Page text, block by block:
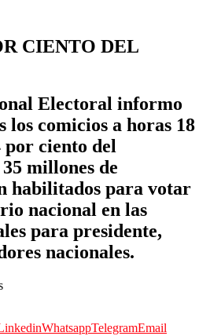
CIENTO DEL
Electoral informo
los comicios a horas 18
por ciento del
millones de
habilitados para votar
nacional en las
para presidente,
nacionales.
WhatsappTelegramEmail